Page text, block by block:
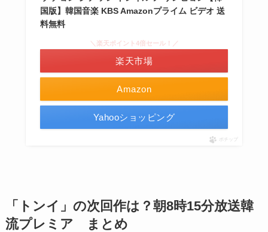
国版】韓国音楽 KBS Amazonプライム ビデオ 送
料無料
Amazon
＼楽天ポイント4倍セール！／
楽天市場
Yahooショッピング
ポチップ
「トンイ」の次回作は？朝8時15分放送韓
流プレミア まとめ